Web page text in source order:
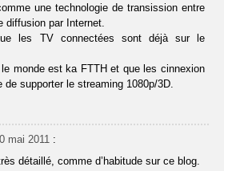
une technologie de transission entre
diffusion par Internet.
les TV connectées sont déjà sur le
monde est ka FTTH et que les cinnexion
de supporter le streaming 1080p/3D.
mai 2011 :
détaillé, comme d’habitude sur ce blog.